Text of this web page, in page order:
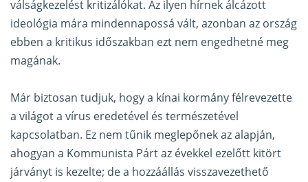
válságkezelést kritizálókat. Az ilyen hírnek álcázott
ideológia mára mindennapossá vált, azonban az ország
ebben a kritikus időszakban ezt nem engedhetné meg
magának.
Már biztosan tudjuk, hogy a kínai kormány félrevezette
a világot a vírus eredetével és természetével
kapcsolatban. Ez nem tűnik meglepőnek az alapján,
ahogyan a Kommunista Párt az évekkel ezelőtt kitört
járványt is kezelte; de a hozzáállás visszavezethető